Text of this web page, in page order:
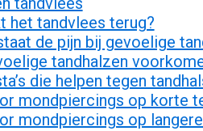
het tandvlees terug?
de pijn bij gevoelige
tandhalzen
die helpen tegen
mondpiercings op korte
mondpiercings op